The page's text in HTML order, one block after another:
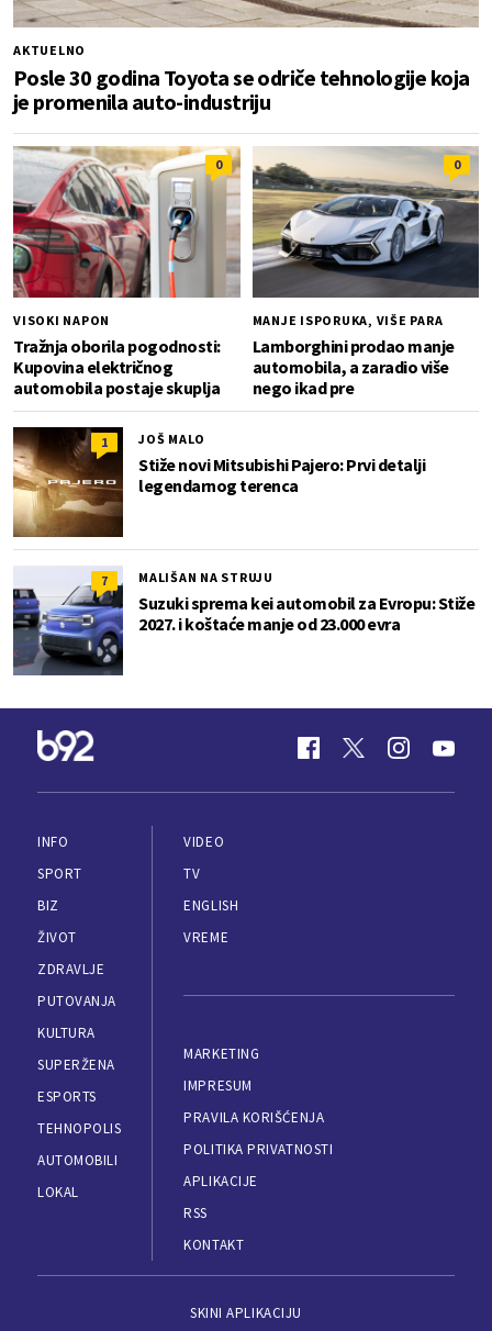
AKTUELNO
Posle 30 godina Toyota se odriče tehnologije koja
je promenila auto-industriju
0
VISOKI NAPON
Tražnja oborila pogodnosti:
Kupovina električnog
automobila postaje skuplja
0
MANJE ISPORUKA, VIŠE PARA
Lamborghini prodao manje
automobila, a zaradio više
nego ikad pre
1 JOŠ MALO
Stiže novi Mitsubishi Pajero: Prvi detalji
legendarnog terenca
7 MALIŠAN NA STRUJU
Suzuki sprema kei automobil za Evropu: Stiže
2027. i koštaće manje od 23.000 evra
INFO
SPORT
BIZ
ŽIVOT
ZDRAVLJE
PUTOVANJA
KULTURA
SUPERŽENA
ESPORTS
TEHNOPOLIS
AUTOMOBILI
LOKAL
VIDEO
TV
ENGLISH
VREME
MARKETING
IMPRESUM
PRAVILA KORIŠĆENJA
POLITIKA PRIVATNOSTI
APLIKACIJE
RSS
KONTAKT
SKINI APLIKACIJU